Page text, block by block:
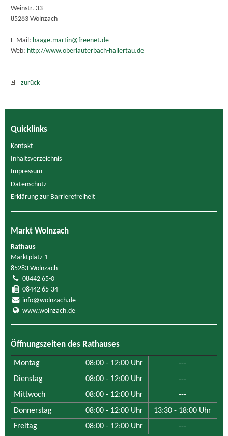
Weinstr. 33
85283 Wolnzach
E-Mail: haage.martin@freenet.de
Web: http://www.oberlauterbach-hallertau.de
zurück
Quicklinks
Kontakt
Inhaltsverzeichnis
Impressum
Datenschutz
Erklärung zur Barrierefreiheit
Markt Wolnzach
Rathaus
Marktplatz 1
85283 Wolnzach
08442 65-0
08442 65-34
info@wolnzach.de
www.wolnzach.de
Öffnungszeiten des Rathauses
Montag 08:00 - 12:00 Uhr
---
Dienstag
08:00 - 12:00 Uhr
---
Mittwoch
08:00 - 12:00 Uhr
---
Donnerstag
08:00 - 12:00 Uhr
13:30 - 18:00 Uhr
Freitag
08:00 - 12:00 Uhr ---